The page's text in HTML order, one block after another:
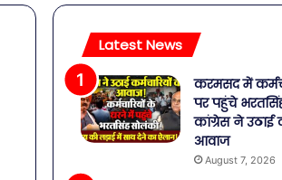
Latest News
करमसद में
पर पहुंचे
कांग्रेस ने उठाई
आवाज
August 7, 2026